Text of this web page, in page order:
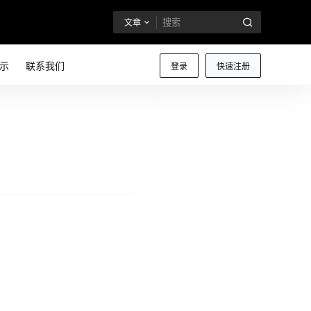
文章
登录 快速注册
联系我们